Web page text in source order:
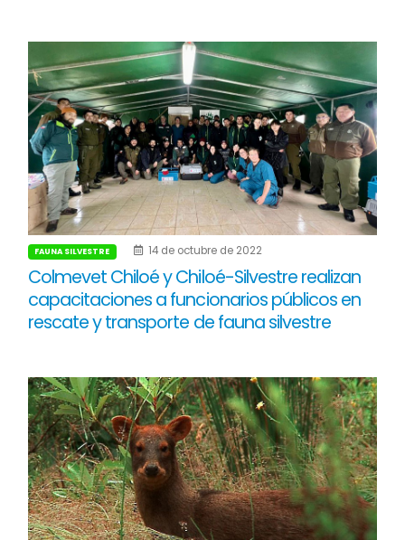
FAUNA SILVESTRE 14 de octubre de 2022
Colmevet Chiloé y Chiloé-Silvestre realizan
capacitaciones a funcionarios públicos en
rescate y transporte de fauna silvestre